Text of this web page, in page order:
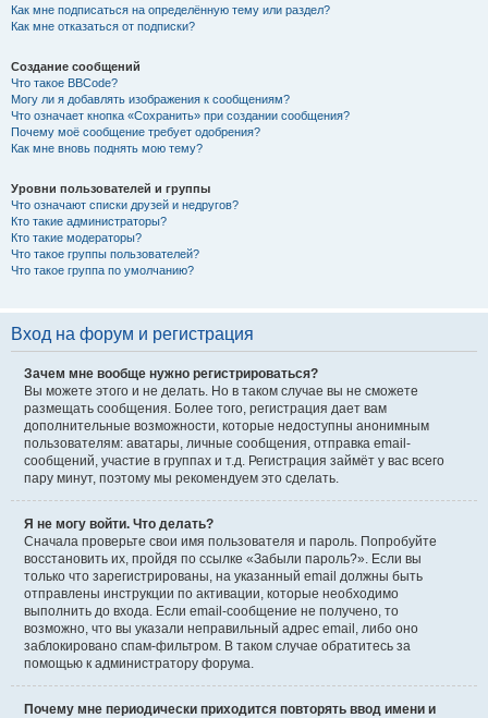
Как мне подписаться на определённую тему или раздел?
Как мне отказаться от подписки?
Создание сообщений
Что такое BBCode?
Могу ли я добавлять изображения к сообщениям?
Что означает кнопка «Сохранить» при создании сообщения?
Почему моё сообщение требует одобрения?
Как мне вновь поднять мою тему?
Уровни пользователей и группы
Что означают списки друзей и недругов?
Кто такие администраторы?
Кто такие модераторы?
Что такое группы пользователей?
Что такое группа по умолчанию?
Вход на форум и регистрация
Зачем мне вообще нужно регистрироваться?
Вы можете этого и не делать. Но в таком случае вы не сможете
размещать сообщения. Более того, регистрация дает вам
дополнительные возможности, которые недоступны анонимным
пользователям: аватары, личные сообщения, отправка email-
сообщений, участие в группах и т.д. Регистрация займёт у вас всего
пару минут, поэтому мы рекомендуем это сделать.
Я не могу войти. Что делать?
Сначала проверьте свои имя пользователя и пароль. Попробуйте
восстановить их, пройдя по ссылке «Забыли пароль?». Если вы
только что зарегистрированы, на указанный email должны быть
отправлены инструкции по активации, которые необходимо
выполнить до входа. Если email-сообщение не получено, то
возможно, что вы указали неправильный адрес email, либо оно
заблокировано спам-фильтром. В таком случае обратитесь за
помощью к администратору форума.
Почему мне периодически приходится повторять ввод имени и